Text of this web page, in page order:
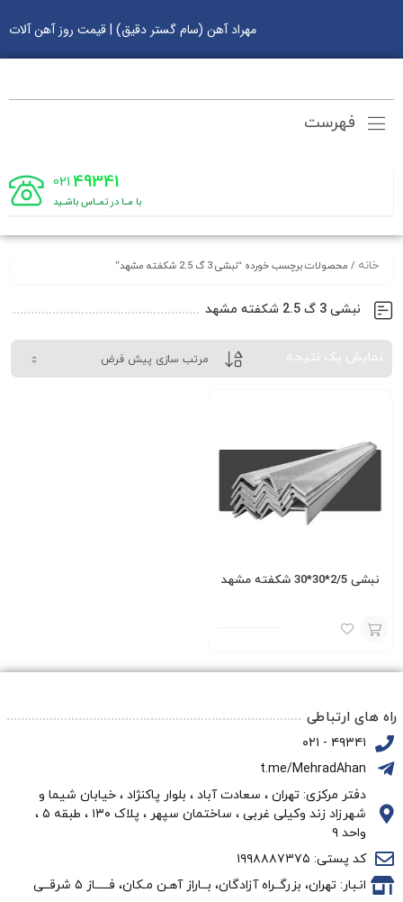
مهراد آهن (سام گستر دقیق) | قیمت روز آهن آلات
فهرست
49341
021
با مـا در تمـاس باشـید
خانه / محصولات برچسب خورده “نبشی 3 گ 2.5 شکفته مشهد”
نبشی 3 گ 2.5 شکفته مشهد
نمایش یک نتیجه
نبشی 2/5*30*30 شکفته مشهد
سبد
راه های ارتباطی
۴۹۳۴۱ - ۰۲۱
t.me/MehradAhan
دفتر مرکزی: تهران ، سعادت آباد ، بلوار پاکنژاد ، خیابان شیما و
شهرزاد زند وکیلی غربی ، ساختمان سپهر ، پلاک ۱۳۰ ، طبقه ۵ ،
واحد ۹
کد پستی: ۱۹۹۸۸۸۷۳۷۵
انـبار: تهران، بزرگــراه آزادگان، بــاراز آهـن مـکان، فـــــاز ۵ شرقــی